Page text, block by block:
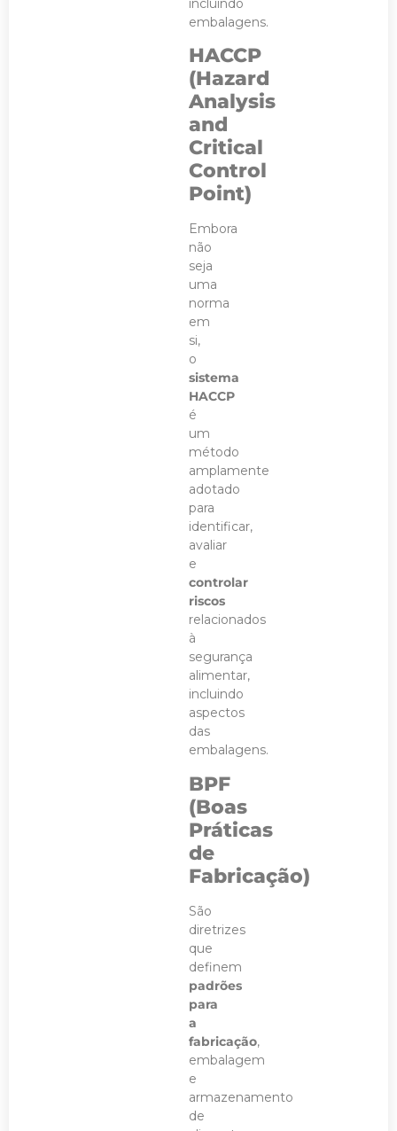
incluindo
embalagens.
HACCP
(Hazard
Analysis
and
Critical
Control
Point)
Embora
não
seja
uma
norma
em
si,
o
sistema
HACCP
é
um
método
amplamente
adotado
para
identificar,
avaliar
e
controlar
riscos
relacionados
à
segurança
alimentar,
incluindo
aspectos
das
embalagens.
BPF
(Boas
Práticas
de
Fabricação)
São
diretrizes
que
definem
padrões
para
a
fabricação,
embalagem
e
armazenamento
de